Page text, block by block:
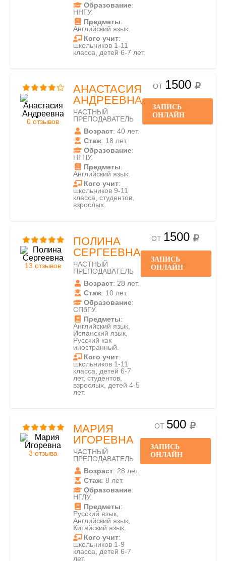
Образование:
ННГУ.
Предметы:
Английский язык.
Кого учит:
школьников 1-11
класса, детей 6-7 лет.
0 отзывов
АНАСТАСИЯ
АНДРЕЕВНА
ЧАСТНЫЙ
ПРЕПОДАВАТЕЛЬ
Возраст: 40 лет.
Стаж: 18 лет.
Образование:
НГПУ.
Предметы:
Английский язык.
Кого учит:
школьников 9-11
класса, студентов,
взрослых.
ОТ 1500
ЗАПИСЬ
ОНЛАЙН
13 отзывов
ПОЛИНА
СЕРГЕЕВНА
ЧАСТНЫЙ
ПРЕПОДАВАТЕЛЬ
Возраст: 28 лет.
Стаж: 10 лет.
Образование:
СПбГУ.
Предметы:
Английский язык,
Испанский язык,
Русский как
иностранный.
Кого учит:
школьников 1-11
класса, детей 6-7
лет, студентов,
взрослых, детей 4-5
лет.
ОТ 1500
ЗАПИСЬ
ОНЛАЙН
3 отзыва
МАРИЯ
ИГОРЕВНА
ЧАСТНЫЙ
ПРЕПОДАВАТЕЛЬ
Возраст: 28 лет.
Стаж: 8 лет.
Образование:
НГЛУ.
Предметы:
Русский язык,
Английский язык,
Китайский язык.
Кого учит:
школьников 1-9
класса, детей 6-7
лет.
ОТ 500
ЗАПИСЬ
ОНЛАЙН